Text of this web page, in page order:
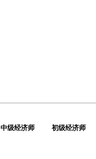
中级经济师 初级经济师